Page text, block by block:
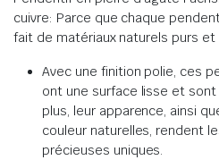
cuivre: Parce que chaque
fait de matériaux naturels purs et
Avec une finition polie, ces
ont une surface lisse et
plus, leur apparence, ainsi
couleur naturelles, rendent
précieuses uniques.